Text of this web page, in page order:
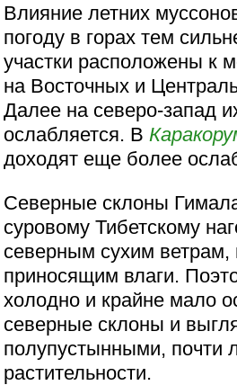
Влияние летних
погоду в горах тем
участки расположены к
на Восточных и
Далее на северо-запад
ослабляется. В
доходят еще более
Северные склоны
суровому Тибетскому
северным сухим ветрам,
приносящим влаги.
холодно и крайне мало
северные склоны и
полупустынными, почти
растительности.